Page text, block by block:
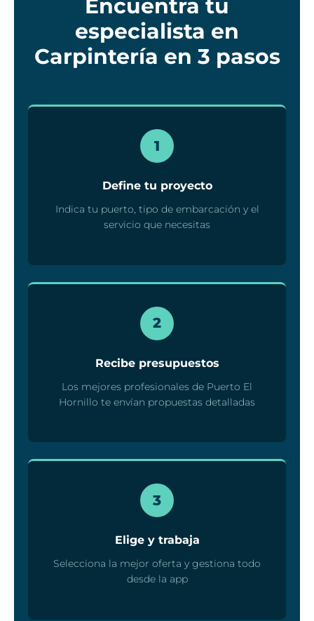
Encuentra tu
especialista en
Carpintería en 3 pasos
1
Define tu proyecto
Indica tu puerto, tipo de embarcación y el
servicio que necesitas
2
Recibe presupuestos
Los mejores profesionales de Puerto El
Hornillo te envían propuestas detalladas
3
Elige y trabaja
Selecciona la mejor oferta y gestiona todo
desde la app